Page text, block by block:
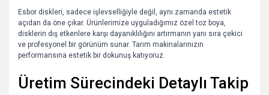
Esbor diskleri, sadece işlevselliğiyle değil, aynı zamanda estetik
açıdan da öne çıkar. Ürünlerimize uyguladığımız özel toz boya,
disklerin dış etkenlere karşı dayanıklılığını artırmanın yanı sıra çekici
ve profesyonel bir görünüm sunar. Tarım makinalarınızın
performansına estetik bir dokunuş katıyoruz.
Üretim Sürecindeki Detaylı Takip